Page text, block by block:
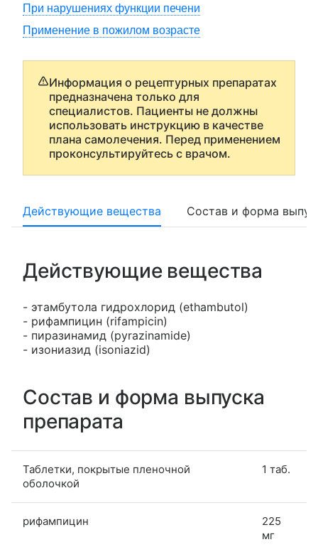
При нарушениях функции печени
Применение в пожилом возрасте
Информация о рецептурных препаратах
предназначена только для
специалистов. Пациенты не должны
использовать инструкцию в качестве
плана самолечения. Перед применением
проконсультируйтесь с врачом.
Действующие вещества Состав и форма
Действующие вещества
- этамбутола гидрохлорид (ethambutol)
- рифампицин (rifampicin)
- пиразинамид (pyrazinamide)
- изониазид (isoniazid)
Состав и форма выпуска
препарата
Таблетки, покрытые пленочной
оболочкой
1 таб.
рифампицин
225
мг